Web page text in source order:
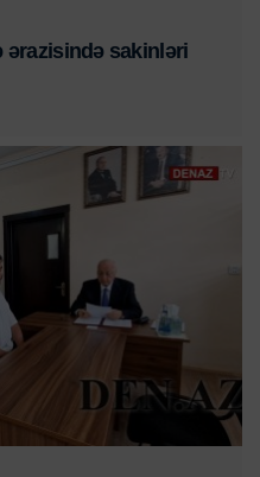
ərazisində sakinləri